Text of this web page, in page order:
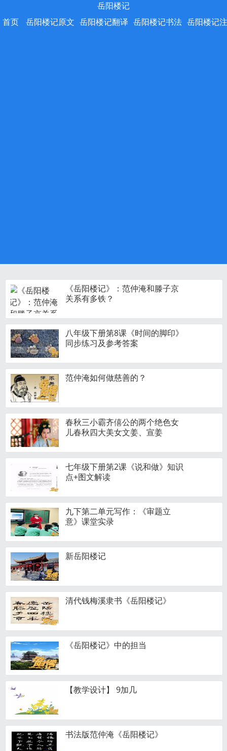
岳阳楼记
首页
岳阳楼记原文 岳阳楼记翻译 岳阳楼记书法 岳阳楼记
《岳阳楼记》：范仲淹和滕子京
关系有多铁？
八年级下册第8课《时间的脚印》
同步练习及参考答案
范仲淹如何做慈善的？
春秋三小霸齐僖公的两个绝色女
儿春秋四大美女文姜、宣姜
七年级下册第2课《说和做》知识
点+图文解读
九下第二单元写作：《审题立
意》课堂实录
新岳阳楼记
清代钱梅溪隶书《岳阳楼记》
《岳阳楼记》中的担当
【教学设计】 9加几
书法版范仲淹《岳阳楼记》